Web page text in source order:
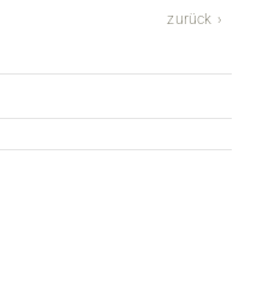
zurück